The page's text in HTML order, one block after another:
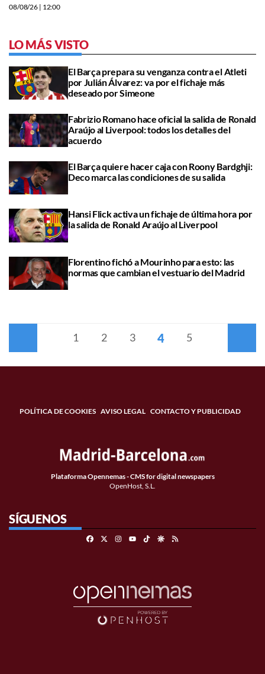
08/08/26 | 12:00
LO MÁS VISTO
El Barça prepara su venganza contra el Atleti
por Julián Álvarez: va por el fichaje más
deseado por Simeone
Fabrizio Romano hace oficial la salida de Ronald
Araújo al Liverpool: todos los detalles del
acuerdo
El Barça quiere hacer caja con Roony Bardghji:
Deco marca las condiciones de su salida
Hansi Flick activa un fichaje de última hora por
la salida de Ronald Araújo al Liverpool
Florentino fichó a Mourinho para esto: las
normas que cambian el vestuario del Madrid
1 2 3 4 5
POLÍTICA DE COOKIES AVISO LEGAL CONTACTO Y PUBLICIDAD
Plataforma Opennemas - CMS for digital newspapers
OpenHost, S.L.
SÍGUENOS
FacebookInstagramTikTokGoogle Discover